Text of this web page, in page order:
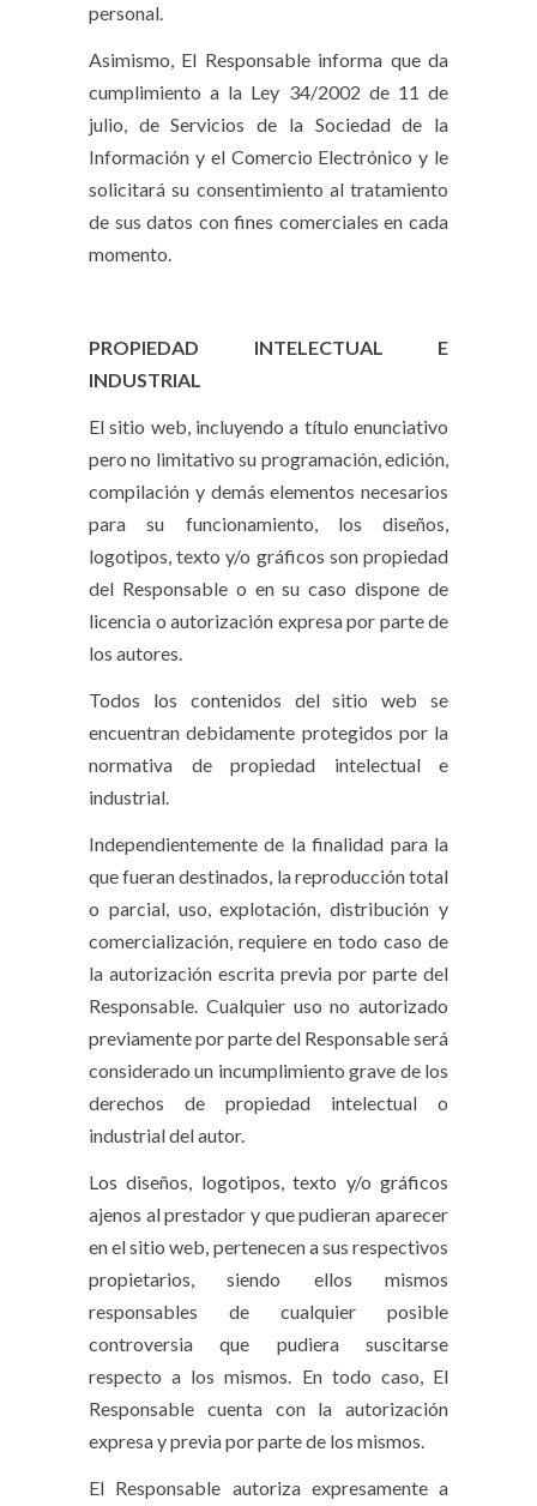
personal.
Asimismo, El Responsable informa que da
cumplimiento a la Ley 34/2002 de 11 de
julio, de Servicios de la Sociedad de la
Información y el Comercio Electrónico y le
solicitará su consentimiento al tratamiento
de sus datos con fines comerciales en cada
momento.
PROPIEDAD INTELECTUAL E
INDUSTRIAL
El sitio web, incluyendo a título enunciativo
pero no limitativo su programación, edición,
compilación y demás elementos necesarios
para su funcionamiento, los diseños,
logotipos, texto y/o gráficos son propiedad
del Responsable o en su caso dispone de
licencia o autorización expresa por parte de
los autores.
Todos los contenidos del sitio web se
encuentran debidamente protegidos por la
normativa de propiedad intelectual e
industrial.
Independientemente de la finalidad para la
que fueran destinados, la reproducción total
o parcial, uso, explotación, distribución y
comercialización, requiere en todo caso de
la autorización escrita previa por parte del
Responsable. Cualquier uso no autorizado
previamente por parte del Responsable será
considerado un incumplimiento grave de los
derechos de propiedad intelectual o
industrial del autor.
Los diseños, logotipos, texto y/o gráficos
ajenos al prestador y que pudieran aparecer
en el sitio web, pertenecen a sus respectivos
propietarios, siendo ellos mismos
responsables de cualquier posible
controversia que pudiera suscitarse
respecto a los mismos. En todo caso, El
Responsable cuenta con la autorización
expresa y previa por parte de los mismos.
El Responsable autoriza expresamente a